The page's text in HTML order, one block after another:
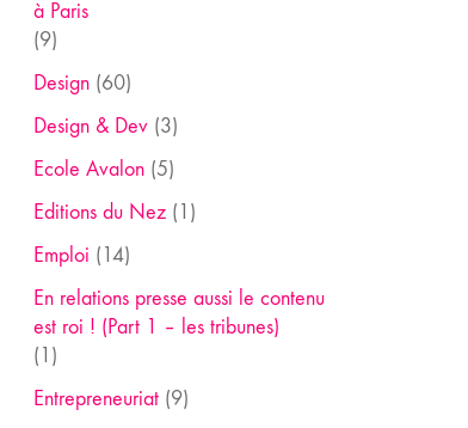
à Paris
(9)
Design(60)
Design & Dev(3)
Ecole Avalon(5)
Editions du Nez(1)
Emploi (14)
En relations presse aussi le contenu
est roi ! (Part 1 – les tribunes)
(1)
Entrepreneuriat(9)